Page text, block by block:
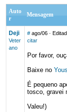
Auto
r
Mensagem
Deji
Veter
ano
# ago/06·
citar
Por favor,
Baixe no
É pequeno
tosco, gravei
Valeu!)